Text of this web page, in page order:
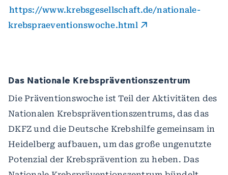
https://www.krebsgesellschaft.de/nationale-
krebspraeventionswoche.html
Das Nationale Krebspräventionszentrum
Die Präventionswoche ist Teil der Aktivitäten des
Nationalen Krebspräventionszentrums, das das
DKFZ und die Deutsche Krebshilfe gemeinsam in
Heidelberg aufbauen, um das große ungenutzte
Potenzial der Krebsprävention zu heben. Das